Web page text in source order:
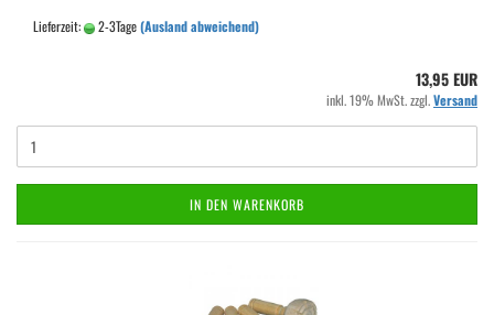
Lieferzeit: 2-3Tage(Ausland abweichend)
13,95 EUR
inkl. 19% MwSt. zzgl.Versand
IN DEN WARENKORB